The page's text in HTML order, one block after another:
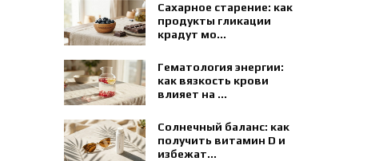
Сахарное старение: как
продукты гликации
крадут мо...
Гематология энергии:
как вязкость крови
влияет на ...
Солнечный баланс: как
получить витамин D и
избежат...